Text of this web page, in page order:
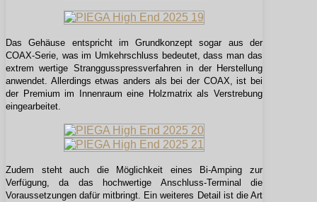
Das Gehäuse entspricht im Grundkonzept sogar aus der
COAX-Serie, was im Umkehrschluss bedeutet, dass man das
extrem wertige Stranggusspressverfahren in der Herstellung
anwendet. Allerdings etwas anders als bei der COAX, ist bei
der Premium im Innenraum eine Holzmatrix als Verstrebung
eingearbeitet.
Zudem steht auch die Möglichkeit eines Bi-Amping zur
Verfügung, da das hochwertige Anschluss-Terminal die
Voraussetzungen dafür mitbringt. Ein weiteres Detail ist die Art